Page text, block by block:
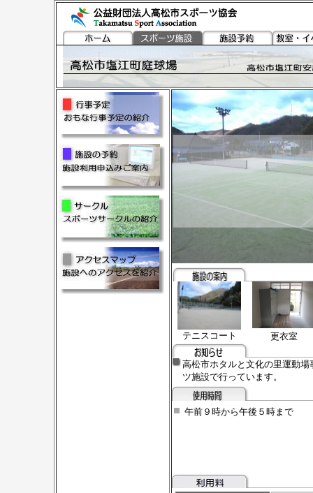
テニスコート 更衣室
高松市ホタルと文化の里運動
ツ施設で行っています。
午前９時から午後５時まで